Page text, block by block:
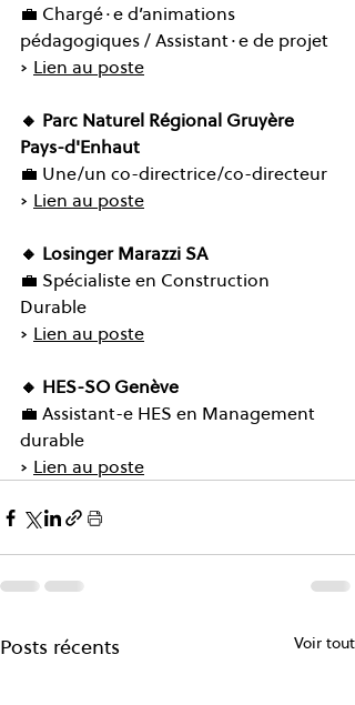
💼 Chargé∙e d’animations
pédagogiques / Assistant∙e de projet
➡️ Lien au poste
🔸 Parc Naturel Régional Gruyère
Pays-d'Enhaut
💼 Une/un co-directrice/co-directeur
➡️ Lien au poste
🔸 Losinger Marazzi SA
💼 Spécialiste en Construction
Durable
➡️ Lien au poste
🔸 HES-SO Genève
💼 Assistant-e HES en Management
durable
➡️ Lien au poste
Posts récents Voir tout